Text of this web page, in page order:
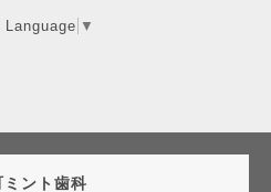
▼
ミント歯科